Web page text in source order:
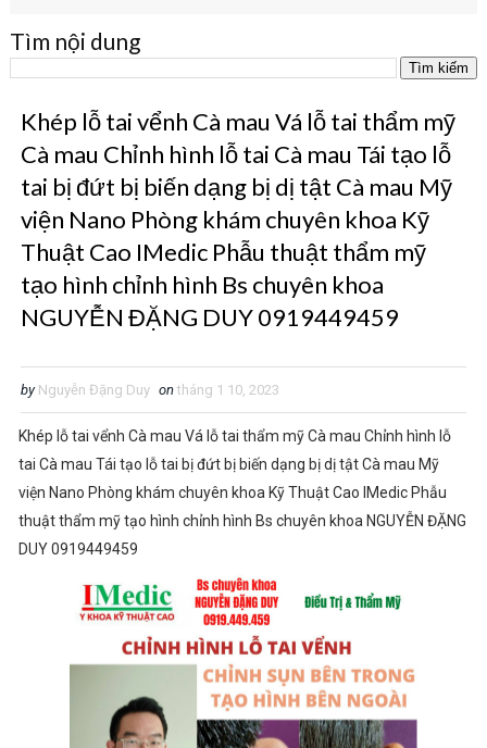
Tìm nội dung
Khép lỗ tai vểnh Cà mau Vá lỗ tai thẩm mỹ
Cà mau Chỉnh hình lỗ tai Cà mau Tái tạo lỗ
tai bị đứt bị biến dạng bị dị tật Cà mau Mỹ
viện Nano Phòng khám chuyên khoa Kỹ
Thuật Cao IMedic Phẫu thuật thẩm mỹ
tạo hình chỉnh hình Bs chuyên khoa
NGUYỄN ĐẶNG DUY 0919449459
by Nguyễn Đặng Duy on tháng 1 10, 2023
Khép lỗ tai vểnh Cà mau Vá lỗ tai thẩm mỹ Cà mau Chỉnh hình lỗ
tai Cà mau Tái tạo lỗ tai bị đứt bị biến dạng bị dị tật Cà mau Mỹ
viện Nano Phòng khám chuyên khoa Kỹ Thuật Cao IMedic Phẫu
thuật thẩm mỹ tạo hình chỉnh hình Bs chuyên khoa NGUYỄN ĐẶNG
DUY 0919449459